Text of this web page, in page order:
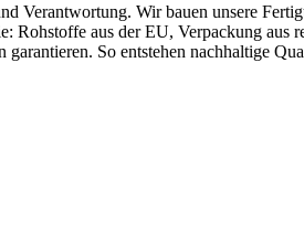
Wir bauen unsere
Rohstoffe aus der EU, Verpackung aus
So entstehen nachhaltige